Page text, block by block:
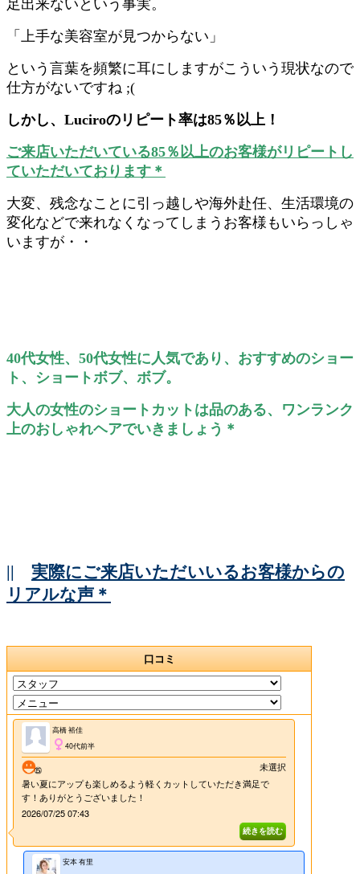
足出来ないという事実。
「上手な美容室が見つからない」
という言葉を頻繁に耳にしますがこういう現状なので
仕方がないですね ;(
しかし、Luciroのリピート率は85％以上！
ご来店いただいている85％以上のお客様がリピートし
ていただいております＊
大変、残念なことに引っ越しや海外赴任、生活環境の
変化などで来れなくなってしまうお客様もいらっしゃ
いますが・・
40代女性、50代女性に人気であり、おすすめのショー
ト、ショートボブ、ボブ。
大人の女性のショートカットは品のある、ワンランク
上のおしゃれヘアでいきましょう＊
|| 実際にご来店いただいいるお客様からの
リアルな声＊